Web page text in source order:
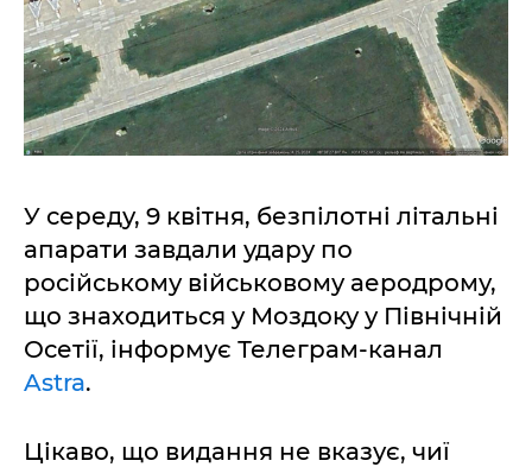
У середу, 9 квітня, безпілотні літальні
апарати завдали удару по
російському військовому аеродрому,
що знаходиться у Моздоку у Північній
Осетії, інформує Телеграм-канал
Astra.
Цікаво, що видання не вказує, чиї